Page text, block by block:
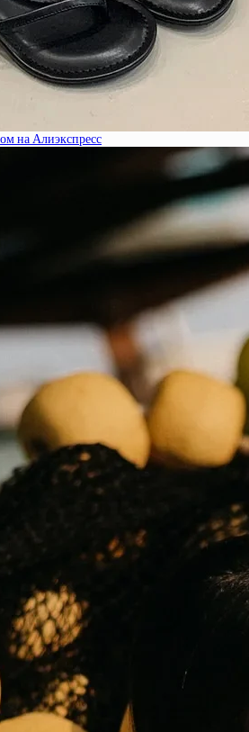
на Алиэкспресс